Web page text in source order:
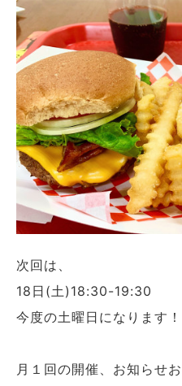
次回は、
18日(土)18:30-19:30
今度の土曜日になります！
月１回の開催、お知らせ